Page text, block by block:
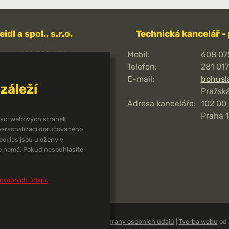
a spol., s.r.o.
499 320 459
13443-601/0100
Husova 120,
544 01
Labem
Technická kancelář -
Mobil:
608
Telefon:
281
E-mail:
Adresa kanceláře: 102 00
Praha
Zásady ochrany osobních údajů Tvorba webu od
webových stránek
doručovaného
jsou uloženy v
Pokud nesouhlasíte,
údajů.